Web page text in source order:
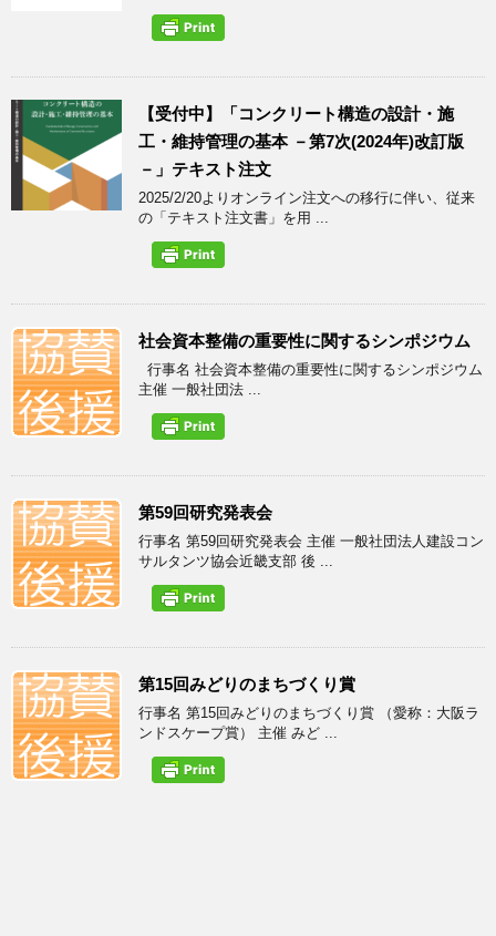
【受付中】「コンクリート構造の設計・施
工・維持管理の基本 －第7次(2024年)改訂版
－」テキスト注文
2025/2/20よりオンライン注文への移行に伴い、従来
の「テキスト注文書」を用 ...
社会資本整備の重要性に関するシンポジウム
行事名 社会資本整備の重要性に関するシンポジウム
主催 一般社団法 ...
第59回研究発表会
行事名 第59回研究発表会 主催 一般社団法人建設コン
サルタンツ協会近畿支部 後 ...
第15回みどりのまちづくり賞
行事名 第15回みどりのまちづくり賞 （愛称：大阪ラ
ンドスケープ賞） 主催 みど ...